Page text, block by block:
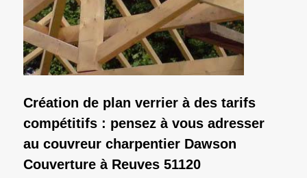
Création de plan verrier à des tarifs
compétitifs : pensez à vous adresser
au couvreur charpentier Dawson
Couverture à Reuves 51120